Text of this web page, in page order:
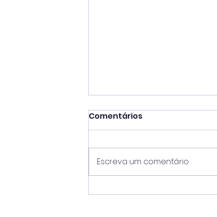
Mateus Silva unifica
Comentários
Escreva um comentário